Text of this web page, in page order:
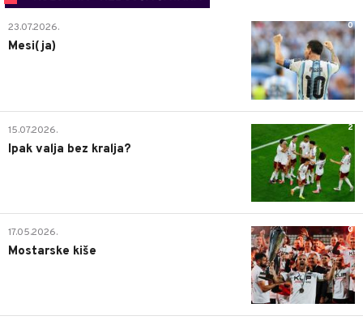
0
23.07.2026.
Mesi(ja)
2
15.07.2026.
Ipak valja bez kralja?
0
17.05.2026.
Mostarske kiše